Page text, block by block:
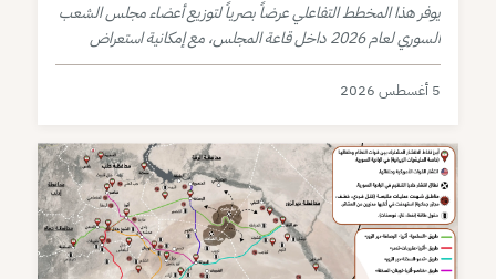
يوفر هذا المخطط التفاعلي عرضاً بصرياً لتوزيع أعضاء مجلس الشعب
السوري لعام 2026 داخل قاعة المجلس، مع إمكانية استعراض
بيانات كل عضو بشكل مباشر.
5 أغسطس 2026